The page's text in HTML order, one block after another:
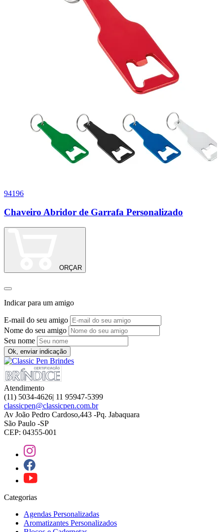
94196
Chaveiro Abridor de Garrafa Personalizado
ORÇAR
Indicar para um amigo
E-mail do seu amigo
Nome do seu amigo
Seu nome
Ok, enviar indicação
Atendimento
(11) 5034-4626| 11 95947-5399
classicpen@classicpen.com.br
Av João Pedro Cardoso,443 -Pq. Jabaquara
São Paulo -SP
CEP: 04355-001
Categorias
Agendas Personalizadas
Aromatizantes Personalizados